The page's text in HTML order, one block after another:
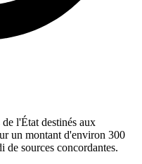
l'État destinés aux
un montant d'environ 300
de sources concordantes.